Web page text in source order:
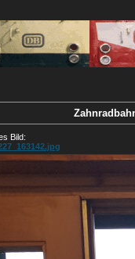
Bild: